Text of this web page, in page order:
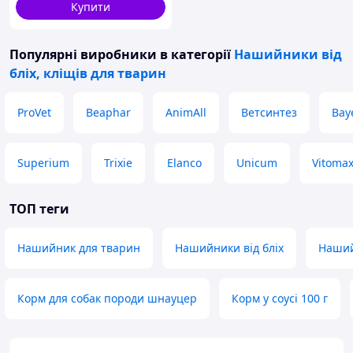
Купити
Популярні виробники в категорії Нашийники від
бліх, кліщів для тварин
ProVet Beaphar AnimAll Ветсинтез
Superium Trixie Elanco Unicum Vitomax
ТОП теги
Нашийник для тварин Нашийники від бліх
Корм для собак породи шнауцер Корм у соусі 100 г